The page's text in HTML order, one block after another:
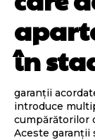
în
garanții
introduce
cumpărătorilor
Aceste garanții